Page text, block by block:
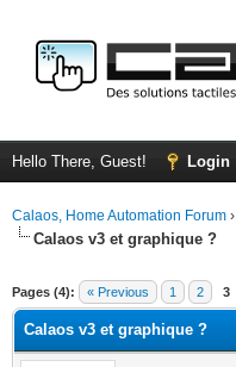
Hello There, Guest! Login
Calaos, Home Automation Forum ›
Calaos v3 et graphique ?
Pages (4): « Previous 1 2 3
Calaos v3 et graphique ?